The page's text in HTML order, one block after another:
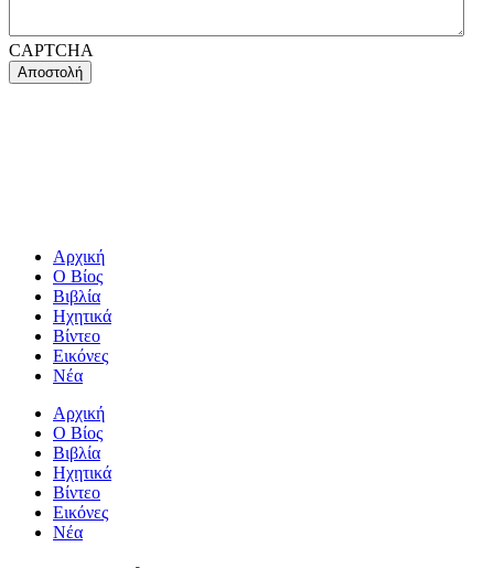
CAPTCHA
Αρχική
Ο Βίος
Βιβλία
Ηχητικά
Βίντεο
Εικόνες
Νέα
Αρχική
Ο Βίος
Βιβλία
Ηχητικά
Βίντεο
Εικόνες
Νέα